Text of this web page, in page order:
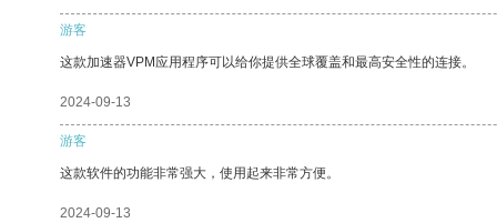
游客
这款加速器VPM应用程序可以给你提供全球覆盖和最高安全性的连接。
2024-09-13
游客
这款软件的功能非常强大，使用起来非常方便。
2024-09-13